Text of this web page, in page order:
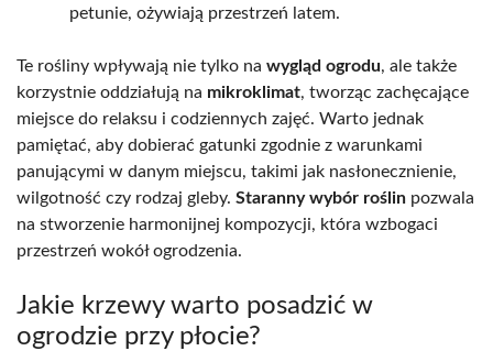
petunie, ożywiają przestrzeń latem.
Te rośliny wpływają nie tylko na wygląd ogrodu, ale także
korzystnie oddziałują na mikroklimat, tworząc zachęcające
miejsce do relaksu i codziennych zajęć. Warto jednak
pamiętać, aby dobierać gatunki zgodnie z warunkami
panującymi w danym miejscu, takimi jak nasłonecznienie,
wilgotność czy rodzaj gleby. Staranny wybór roślin pozwala
na stworzenie harmonijnej kompozycji, która wzbogaci
przestrzeń wokół ogrodzenia.
Jakie krzewy warto posadzić w
ogrodzie przy płocie?